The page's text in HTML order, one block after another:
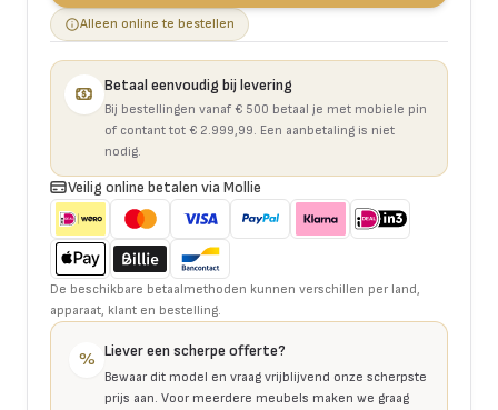
Alleen online te bestellen
Betaal eenvoudig bij levering
Bij bestellingen vanaf € 500 betaal je met mobiele pin
of contant tot € 2.999,99. Een aanbetaling is niet
nodig.
Veilig online betalen via Mollie
De beschikbare betaalmethoden kunnen verschillen per land,
apparaat, klant en bestelling.
% Liever een scherpe offerte?
Bewaar dit model en vraag vrijblijvend onze scherpste
prijs aan. Voor meerdere meubels maken we graag